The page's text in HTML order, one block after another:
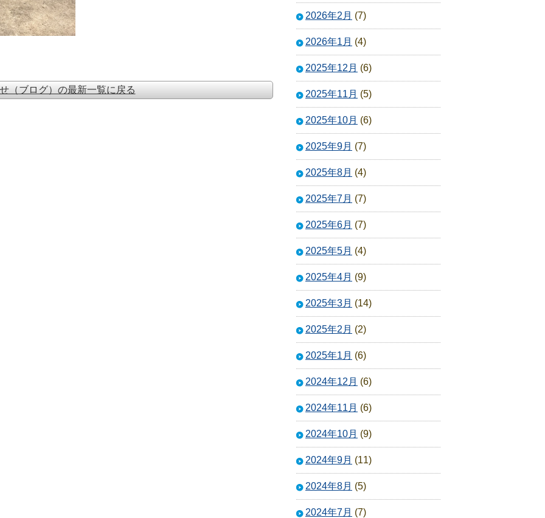
（ブログ）の最新一覧に戻る
2026年2月 (7)
2026年1月 (4)
2025年12月 (6)
2025年11月 (5)
2025年10月 (6)
2025年9月 (7)
2025年8月 (4)
2025年7月 (7)
2025年6月 (7)
2025年5月 (4)
2025年4月 (9)
2025年3月 (14)
2025年2月 (2)
2025年1月 (6)
2024年12月 (6)
2024年11月 (6)
2024年10月 (9)
2024年9月 (11)
2024年8月 (5)
2024年7月 (7)